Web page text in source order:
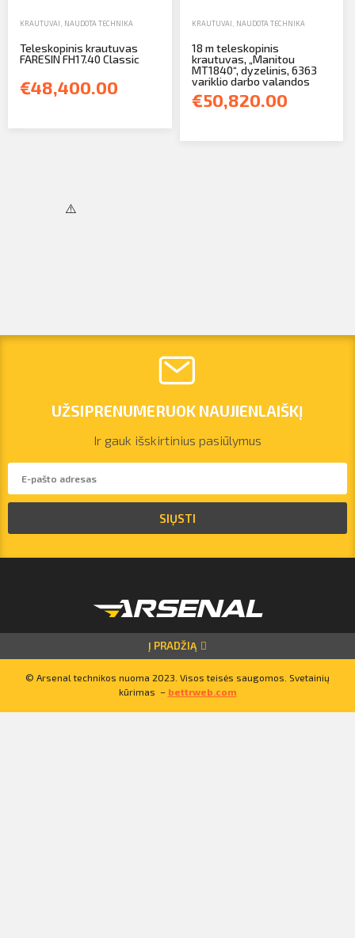
KRAUTUVAI NAUDOTA TECHNIKA
Teleskopinis krautuvas
FARESIN FH17.40 Classic
€48,400.00
KRAUTUVAI NAUDOTA TECHNIKA
18 m teleskopinis
krautuvas, „Manitou
MT1840“, dyzelinis, 6363
variklio darbo valandos
€50,820.00
UŽSIPRENUMERUOK NAUJIENLAIŠKĮ
Ir gauk išskirtinius pasiūlymus
SIŲSTI
Į PRADŽIĄ
© Arsenal technikos nuoma 2023. Visos teisės saugomos. Svetainių
kūrimas – bettrweb.com